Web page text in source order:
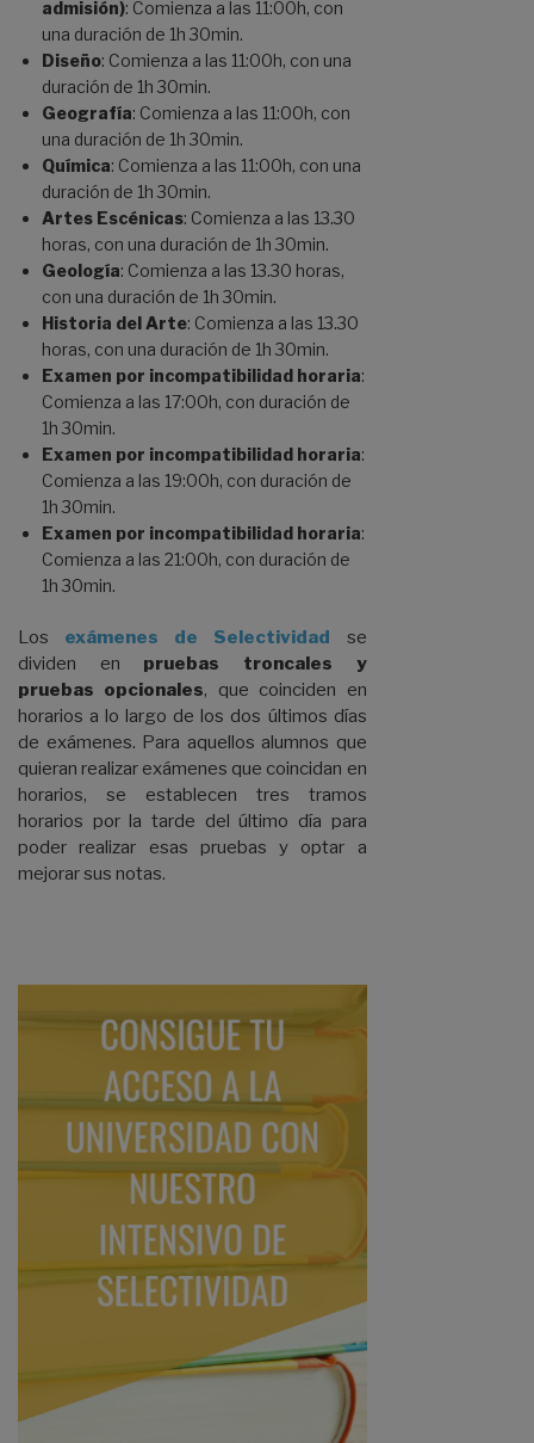
admisión): Comienza a las 11:00h, con
una duración de 1h 30min.
Diseño: Comienza a las 11:00h, con una
duración de 1h 30min.
Geografía: Comienza a las 11:00h, con
una duración de 1h 30min.
Química: Comienza a las 11:00h, con una
duración de 1h 30min.
Artes Escénicas: Comienza a las 13.30
horas, con una duración de 1h 30min.
Geología: Comienza a las 13.30 horas,
con una duración de 1h 30min.
Historia del Arte: Comienza a las 13.30
horas, con una duración de 1h 30min.
Examen por incompatibilidad horaria:
Comienza a las 17:00h, con duración de
1h 30min.
Examen por incompatibilidad horaria:
Comienza a las 19:00h, con duración de
1h 30min.
Examen por incompatibilidad horaria:
Comienza a las 21:00h, con duración de
1h 30min.
Los exámenes de Selectividad se
dividen en pruebas troncales y
pruebas opcionales, que coinciden en
horarios a lo largo de los dos últimos días
de exámenes. Para aquellos alumnos que
quieran realizar exámenes que coincidan en
horarios, se establecen tres tramos
horarios por la tarde del último día para
poder realizar esas pruebas y optar a
mejorar sus notas.